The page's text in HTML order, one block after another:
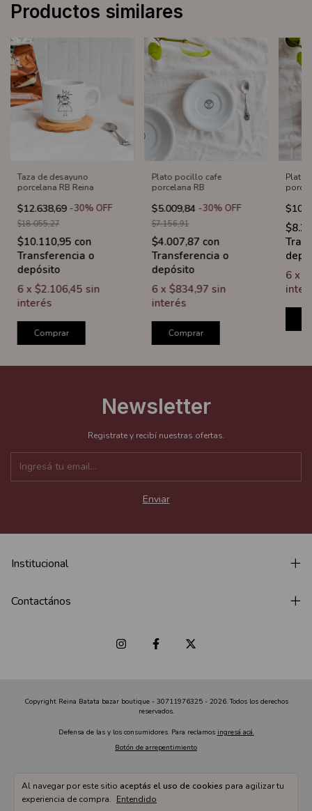
Al navegar por este sitio aceptás el uso de cookies para agilizar tu
experiencia de compra. Entendido
Productos similares
Taza de desayuno
porcelana RB Reina
$12.638,69 -30% OFF
$18.055,27
$10.110,95 con
Transferencia o
depósito
6 x $2.106,45 sin
interés
Comprar
Plato pocillo cafe
porcelana RB
$5.009,84 -30% OFF
$7.156,91
$4.007,87 con
Transferencia o
depósito
6 x $834,97 sin
interés
Comprar
Plato
6 x
Newsletter
Registrate y recibí nuestras ofertas.
Institucional
Contactános
Copyright Reina Batata bazar boutique - 30711976325 - 2026. Todos los derechos
reservados.
Defensa de las y los consumidores. Para reclamos ingresá acá.
Botón de arrepentimiento